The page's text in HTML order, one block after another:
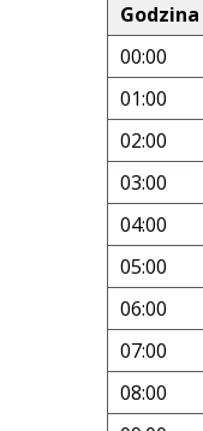
Godzina
00:00
01:00
02:00
03:00
04:00
05:00
06:00
07:00
08:00